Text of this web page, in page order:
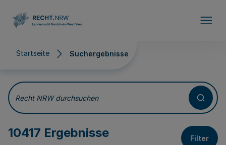
Startseite Suchergebnisse
Suchergebnisse
Recht NRW durchsuchen
10417 Ergebnisse Filter